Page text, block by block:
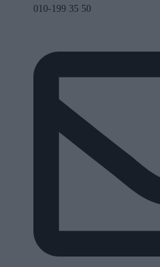
010-199 35 50